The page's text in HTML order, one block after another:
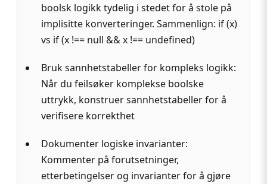
boolsk logikk tydelig i stedet for å stole på
implisitte konverteringer. Sammenlign: if (x)
vs if (x !== null && x !== undefined)
Bruk sannhetstabeller for kompleks logikk:
Når du feilsøker komplekse boolske
uttrykk, konstruer sannhetstabeller for å
verifisere korrekthet
Dokumenter logiske invarianter:
Kommenter på forutsetninger,
etterbetingelser og invarianter for å gjøre